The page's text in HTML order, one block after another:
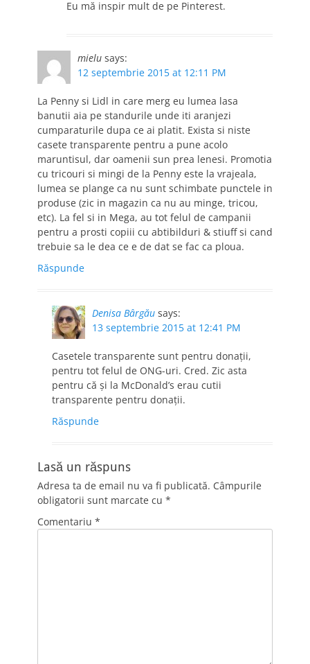
Eu mă inspir mult de pe Pinterest.
mielu says:
12 septembrie 2015 at 12:11 PM
La Penny si Lidl in care merg eu lumea lasa
banutii aia pe standurile unde iti aranjezi
cumparaturile dupa ce ai platit. Exista si niste
casete transparente pentru a pune acolo
maruntisul, dar oamenii sun prea lenesi. Promotia
cu tricouri si mingi de la Penny este la vrajeala,
lumea se plange ca nu sunt schimbate punctele in
produse (zic in magazin ca nu au minge, tricou,
etc). La fel si in Mega, au tot felul de campanii
pentru a prosti copiii cu abtibilduri & stiuff si cand
trebuie sa le dea ce e de dat se fac ca ploua.
Răspunde
Denisa Bârgău says:
13 septembrie 2015 at 12:41 PM
Casetele transparente sunt pentru donații,
pentru tot felul de ONG-uri. Cred. Zic asta
pentru că și la McDonald’s erau cutii
transparente pentru donații.
Răspunde
Lasă un răspuns
Adresa ta de email nu va fi publicată. Câmpurile
obligatorii sunt marcate cu *
Comentariu *